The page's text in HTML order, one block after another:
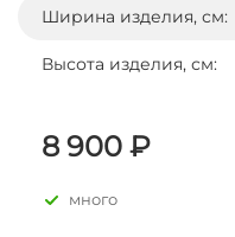
Ширина изделия, см:
Высота изделия, см:
8 900 ₽
много